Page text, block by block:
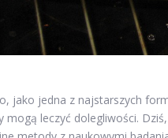
jako jedna z najstarszych
mogą leczyć dolegliwości.